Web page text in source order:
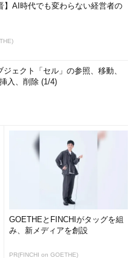
組織の総称。複数のプロジェ
のコンテキスト
イフサイクルとプロダクト・
の違い
】AI時代でも変わらない経営者の
ェクト「セル」の参照、移動、
入、削除 (1/4)
GOETHEとFINCHIがタッグを組
み、新メディアを創設
PR(FINCHI on GOETHE)